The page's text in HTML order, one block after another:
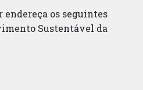
os seguintes
Sustentável da